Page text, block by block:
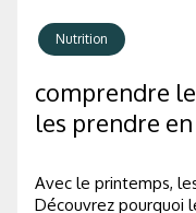
Nutrition
comprendre
les prendre
Avec le printemps,
Découvrez pourquoi